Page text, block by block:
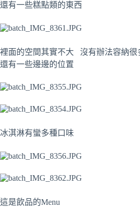
還有一些糕點類的東西
裡面的空間其實不大 沒有辦法容納
還有一些邊邊的位置
冰淇淋有蠻多種口味
這是飲品的Menu